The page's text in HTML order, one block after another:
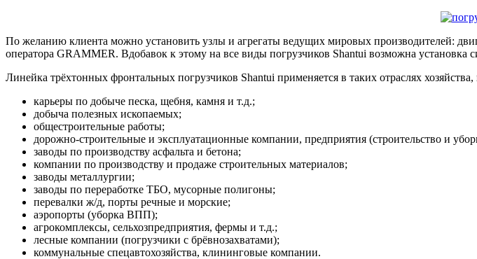
По желанию клиента можно установить узлы и агрегаты ведущих мировых производителей:
оператора GRAMMER. Вдобавок к этому на все виды погрузчиков Shantui возможна установка
Линейка трёхтонных фронтальных погрузчиков Shantui применяется в таких отраслях хозяйства,
карьеры по добыче песка, щебня, камня и т.д.;
добыча полезных ископаемых;
общестроительные работы;
дорожно-строительные и эксплуатационные компании, предприятия (строительство и
заводы по производству асфальта и бетона;
компании по производству и продаже строительных материалов;
заводы металлургии;
заводы по переработке ТБО, мусорные полигоны;
перевалки ж/д, порты речные и морские;
аэропорты (уборка ВПП);
агрокомплексы, сельхозпредприятия, фермы и т.д.;
лесные компании (погрузчики с брёвнозахватами);
коммунальные спецавтохозяйства, клининговые компании.